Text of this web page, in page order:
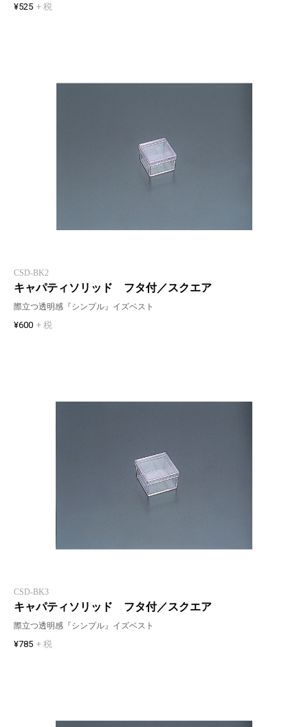
¥525 + 税
CSD-BK2
キャパティソリッド フタ付／スクエア
際立つ透明感『シンプル』イズベスト
¥600 + 税
CSD-BK3
キャパティソリッド フタ付／スクエア
際立つ透明感『シンプル』イズベスト
¥785 + 税